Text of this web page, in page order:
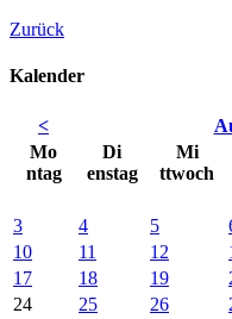
Zurück
Kalender
<
Mo
ntag
Di
enstag
Mi
ttwoch
3
4 5
10
11 12
17
18 19
24
25 26